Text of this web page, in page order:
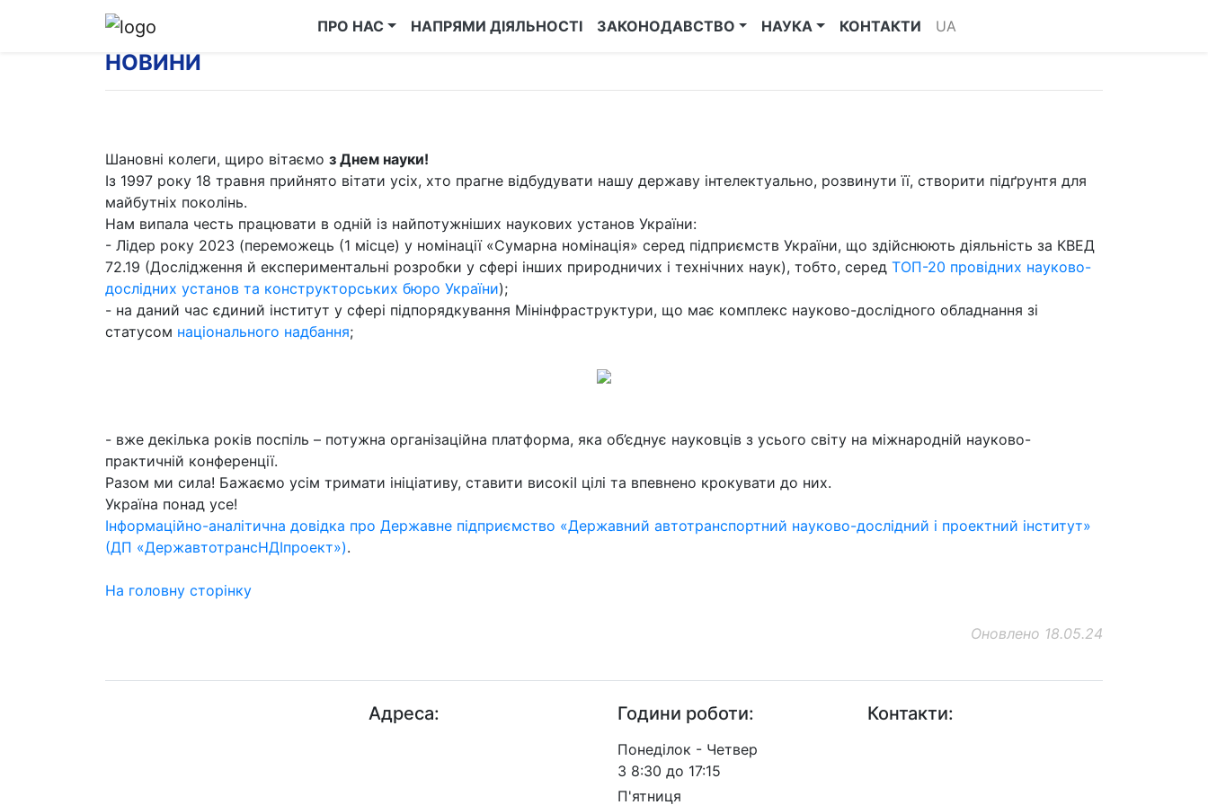
ПРО НАС НАПРЯМИ ДІЯЛЬНОСТІ ЗАКОНОДАВСТВО НАУКА КОНТАКТИ UA
НОВИНИ
Шановні колеги, щиро вітаємо з Днем науки!
Із 1997 року 18 травня прийнято вітати усіх, хто прагне відбудувати нашу державу інтелектуально, розвинути її, створити підґрунтя для
майбутніх поколінь.
Нам випала честь працювати в одній із найпотужніших наукових установ України:
- Лідер року 2023 (переможець (1 місце) у номінації «Сумарна номінація» серед підприємств України, що здійснюють діяльність за КВЕД
72.19 (Дослідження й експериментальні розробки у сфері інших природничих і технічних наук), тобто, серед ТОП-20 провідних науково-
дослідних установ та конструкторських бюро України);
- на даний час єдиний інститут у сфері підпорядкування Мінінфраструктури, що має комплекс науково-дослідного обладнання зі
статусом національного надбання;
- вже декілька років поспіль – потужна організаційна платформа, яка об’єднує науковців з усього світу на міжнародній науково-
практичній конференції.
Разом ми сила! Бажаємо усім тримати ініціативу, ставити високіІ цілі та впевнено крокувати до них.
Україна понад усе!
Інформаційно-аналітична довідка про Державне підприємство «Державний автотранспортний науково-дослідний і проектний інститут»
(ДП «ДержавтотрансНДІпроект»).
На головну сторінку
Оновлено 18.05.24
Адреса: Години роботи:
Понеділок - Четвер
З 8:30 до 17:15
П'ятниця
Контакти: